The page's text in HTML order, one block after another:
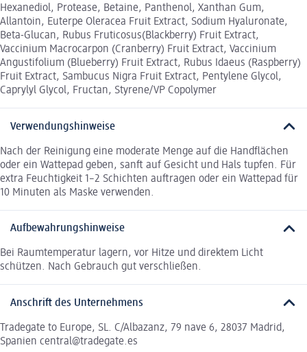
Hexanediol, Protease, Betaine, Panthenol, Xanthan Gum,
Allantoin, Euterpe Oleracea Fruit Extract, Sodium Hyaluronate,
Beta-Glucan, Rubus Fruticosus(Blackberry) Fruit Extract,
Vaccinium Macrocarpon (Cranberry) Fruit Extract, Vaccinium
Angustifolium (Blueberry) Fruit Extract, Rubus Idaeus (Raspberry)
Fruit Extract, Sambucus Nigra Fruit Extract, Pentylene Glycol,
Caprylyl Glycol, Fructan, Styrene/VP Copolymer
Verwendungshinweise
Nach der Reinigung eine moderate Menge auf die Handflächen
oder ein Wattepad geben, sanft auf Gesicht und Hals tupfen. Für
extra Feuchtigkeit 1–2 Schichten auftragen oder ein Wattepad für
10 Minuten als Maske verwenden.
Aufbewahrungshinweise
Bei Raumtemperatur lagern, vor Hitze und direktem Licht
schützen. Nach Gebrauch gut verschließen.
Anschrift des Unternehmens
Tradegate to Europe, SL. C/Albazanz, 79 nave 6, 28037 Madrid,
Spanien central@tradegate.es